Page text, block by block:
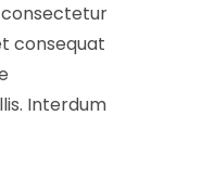
consectetur
consequat
Interdum